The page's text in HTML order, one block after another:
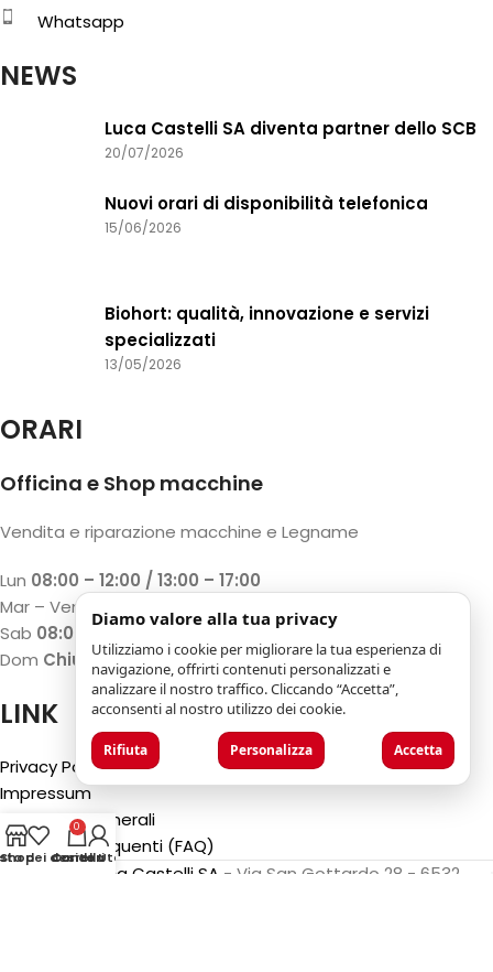
Whatsapp
NEWS
Luca Castelli SA diventa partner dello SCB
20/07/2026
Nuovi orari di disponibilità telefonica
15/06/2026
Biohort: qualità, innovazione e servizi
specializzati
13/05/2026
ORARI
Officina e Shop macchine
Vendita e riparazione macchine e Legname
Lun 08:00 – 12:00 / 13:00 – 17:00
Mar – Ven
Sab 08:00 – 12:00 / 13:00 – 17:00
Dom Chiuso
LINK
Privacy Policy
Impressum
Condizioni generali
Domande Frequenti (FAQ)
Luca Castelli SA - Via San Gottardo 28 - 6532
Shopdei desideri
0
Carrello
Conto Utente
Diamo valore alla tua privacy
Utilizziamo i cookie per migliorare la tua esperienza di
navigazione, offrirti contenuti personalizzati e
analizzare il nostro traffico. Cliccando “Accetta”,
acconsenti al nostro utilizzo dei cookie.
Rifiuta Personalizza Accetta